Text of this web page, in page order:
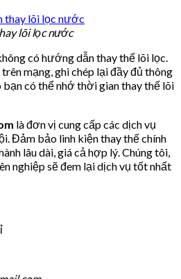
lõi lọc nước
có hướng dẫn thay thế lõi lọc.
mạng, ghi chép lại đầy đủ thông
có thể nhớ thời gian thay thế lõi
là đơn vị cung cấp các dịch vụ
Đảm bảo linh kiện thay thế chính
lâu dài, giá cả hợp lý. Chúng tôi,
nghiệp sẽ đem lại dịch vụ tốt nhất